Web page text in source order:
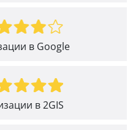
в Google
в 2GIS